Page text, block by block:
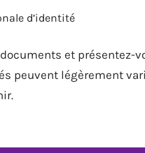
d’identité
et présentez-
peuvent légèrement